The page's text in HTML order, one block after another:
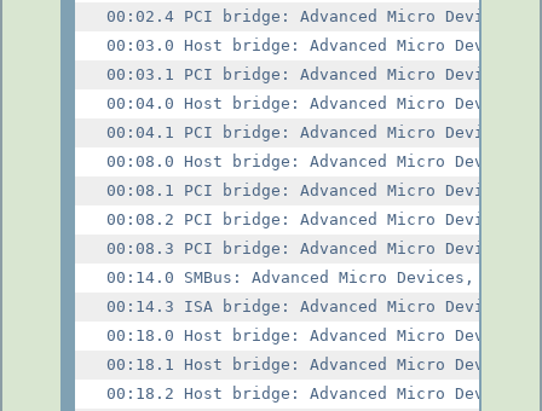
00:02.4 PCI bridge: Advanced Micro Devices,
00:03.0 Host bridge: Advanced Micro Devices,
00:03.1 PCI bridge: Advanced Micro Devices,
00:04.0 Host bridge: Advanced Micro Devices,
00:04.1 PCI bridge: Advanced Micro Devices,
00:08.0 Host bridge: Advanced Micro Devices,
00:08.1 PCI bridge: Advanced Micro Devices,
00:08.2 PCI bridge: Advanced Micro Devices,
00:08.3 PCI bridge: Advanced Micro Devices,
00:14.0 SMBus: Advanced Micro Devices, Inc.
00:14.3 ISA bridge: Advanced Micro Devices,
00:18.0 Host bridge: Advanced Micro
00:18.1 Host bridge: Advanced Micro
00:18.2 Host bridge: Advanced Micro